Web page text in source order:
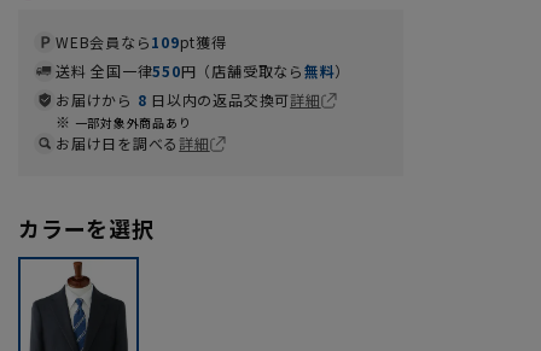
WEB会員なら109pt獲得
送料 全国一律550円（店舗受取なら無料）
お届けから 8 日以内の返品交換可詳細
一部対象外商品あり
お届け日を調べる詳細
カラーを選択